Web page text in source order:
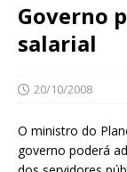
Governo
salarial
20/10/2008
O ministro do
governo poderá